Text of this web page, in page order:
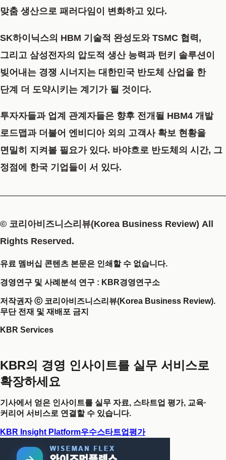
맞춤 생산으로 패러다임이 변화하고 있다.
SK하이닉스의 HBM 기술적 완성도와 TSMC 협력,
그리고 삼성전자의 압도적 생산 능력과 턴키 솔루션이
빚어내는 경쟁 시너지는 대한민국 반도체 산업을 한
단계 더 도약시키는 계기가 될 것이다.
투자자들과 업계 관계자들은 향후 전개될 HBM4 개발
로드맵과 더불어 엔비디아 외의 고객사 확보 현황을
면밀히 지켜볼 필요가 있다. 바야흐로 반도체의 시간, 그
정점에 한국 기업들이 서 있다.
© 코리아비즈니스리뷰(Korea Business Review) All
Rights Reserved.
유료 멤버십 콘텐츠 본문은 인쇄할 수 없습니다.
경영연구 및 사례분석 연구 : KBR경영연구소
저작권자 ⓒ 코리아비즈니스리뷰(Korea Business Review).
무단 전재 및 재배포 금지
KBR Services
KBR의 경영 인사이트를 실무 서비스로
확장하세요
기사에서 얻은 인사이트를 실무 자료, 스타트업 평가, 교육·
커리어 서비스로 연결할 수 있습니다.
KBR Insight Platform우수스타트업평가